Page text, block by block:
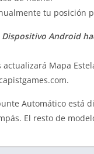
tu posición
Dispositivo Android
actualizará Mapa
.
Automático está
El resto de